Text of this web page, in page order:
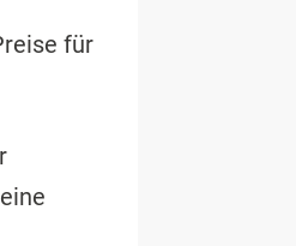
für